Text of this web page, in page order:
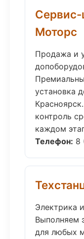
Сервис-
Моторс
Продажа и
установка
контроль
каждом
Телефон: 8
Электрика
Выполняем
для любых